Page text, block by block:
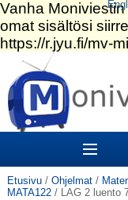
Siirry
sisältöön.
|
Siirry
navigointiin
Sections
Etusivu / Ohjelmat /
MATA122 / LAG 2 luento